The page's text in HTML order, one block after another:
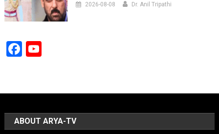
2026-08-08 Dr. Anil Tripathi
Facebook
YouTube
ABOUT ARYA-TV